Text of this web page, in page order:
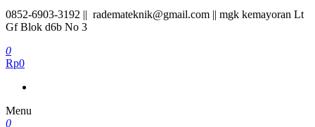
0852-6903-3192 || rademateknik@gmail.com || mgk kemayoran Lt
Gf Blok d6b No 3
0
Rp0
Menu
0